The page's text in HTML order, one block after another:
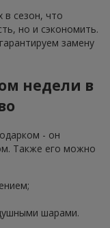
в сезон, что
но и сэкономить.
замену
недели в
- он
Также его можно
шарами.